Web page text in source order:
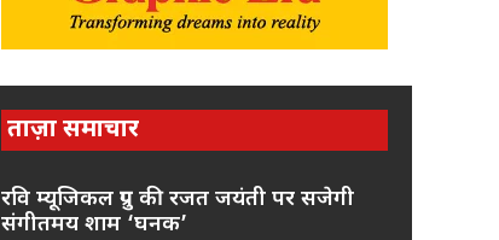
ताज़ा समाचार
रवि म्यूजिकल ग्रुप की रजत जयंती पर सजेगी
संगीतमय शाम ‘घनक’